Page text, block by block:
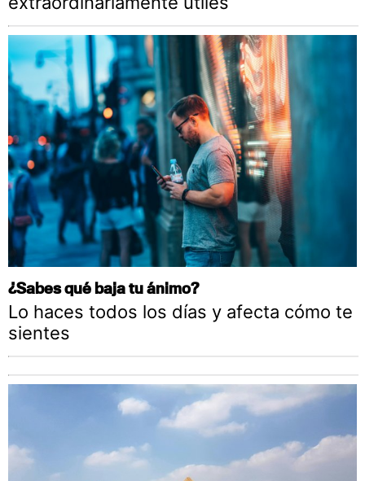
¿Sabes qué baja tu ánimo?
Lo haces todos los días y afecta cómo te
sientes